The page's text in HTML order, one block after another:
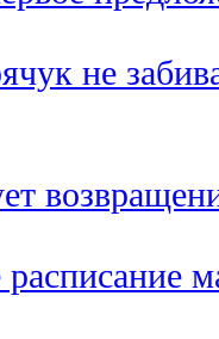
не